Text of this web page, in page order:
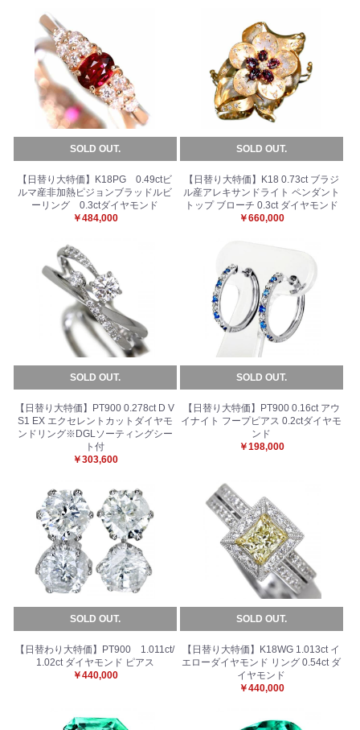
SOLD OUT.
【日替り大特価】K18PG 0.49ctビ
ルマ産非加熱ピジョンブラッドルビ
ーリング 0.3ctダイヤモンド
￥484,000
SOLD OUT.
【日替り大特価】K18 0.73ct ブラジ
ル産アレキサンドライト ペンダント
トップ ブローチ 0.3ct ダイヤモンド
￥660,000
SOLD OUT.
【日替り大特価】PT900 0.278ct D V
S1 EX エクセレントカットダイヤモ
ンドリング※DGLソーティングシー
ト付
￥303,600
SOLD OUT.
【日替り大特価】PT900 0.16ct アウ
イナイト フープピアス 0.2ctダイヤモ
ンド
￥198,000
SOLD OUT.
【日替わり大特価】PT900 1.011ct/
1.02ct ダイヤモンド ピアス
￥440,000
SOLD OUT.
【日替り大特価】K18WG 1.013ct イ
エローダイヤモンド リング 0.54ct ダ
イヤモンド
￥440,000
お買い物を続ける カートへ進む